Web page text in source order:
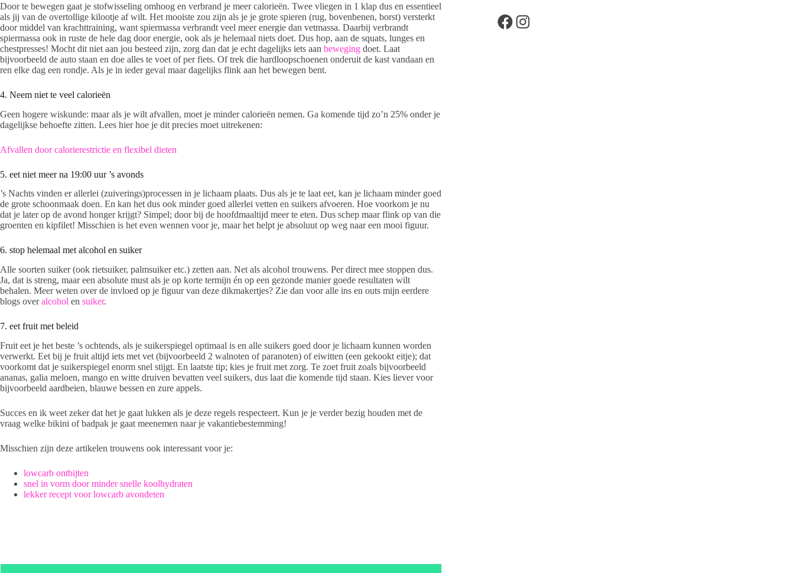
Door te bewegen gaat je stofwisseling omhoog en verbrand je meer calorieën. Twee vliegen in 1 klap dus en essentieel
als jij van de overtollige kilootje af wilt. Het mooiste zou zijn als je je grote spieren (rug, bovenbenen, borst) versterkt
door middel van krachttraining, want spiermassa verbrandt veel meer energie dan vetmassa. Daarbij verbrandt
spiermassa ook in ruste de hele dag door energie, ook als je helemaal niets doet. Dus hop, aan de squats, lunges en
chestpresses! Mocht dit niet aan jou besteed zijn, zorg dan dat je echt dagelijks iets aan beweging doet. Laat
bijvoorbeeld de auto staan en doe alles te voet of per fiets. Of trek die hardloopschoenen onderuit de kast vandaan en
ren elke dag een rondje. Als je in ieder geval maar dagelijks flink aan het bewegen bent.
4. Neem niet te veel calorieën
Geen hogere wiskunde: maar als je wilt afvallen, moet je minder calorieën nemen. Ga komende tijd zo’n 25% onder je
dagelijkse behoefte zitten. Lees hier hoe je dit precies moet uitrekenen:
Afvallen door calorierestrictie en flexibel dieten
5. eet niet meer na 19:00 uur ’s avonds
’s Nachts vinden er allerlei (zuiverings)processen in je lichaam plaats. Dus als je te laat eet, kan je lichaam minder goed
de grote schoonmaak doen. En kan het dus ook minder goed allerlei vetten en suikers afvoeren. Hoe voorkom je nu
dat je later op de avond honger krijgt? Simpel; door bij de hoofdmaaltijd meer te eten. Dus schep maar flink op van die
groenten en kipfilet! Misschien is het even wennen voor je, maar het helpt je absoluut op weg naar een mooi figuur.
6. stop helemaal met alcohol en suiker
Alle soorten suiker (ook rietsuiker, palmsuiker etc.) zetten aan. Net als alcohol trouwens. Per direct mee stoppen dus.
Ja, dat is streng, maar een absolute must als je op korte termijn én op een gezonde manier goede resultaten wilt
behalen. Meer weten over de invloed op je figuur van deze dikmakertjes? Zie dan voor alle ins en outs mijn eerdere
blogs overalcohol en suiker.
7. eet fruit met beleid
Fruit eet je het beste ’s ochtends, als je suikerspiegel optimaal is en alle suikers goed door je lichaam kunnen worden
verwerkt. Eet bij je fruit altijd iets met vet (bijvoorbeeld 2 walnoten of paranoten) of eiwitten (een gekookt eitje); dat
voorkomt dat je suikerspiegel enorm snel stijgt. En laatste tip; kies je fruit met zorg. Te zoet fruit zoals bijvoorbeeld
ananas, galia meloen, mango en witte druiven bevatten veel suikers, dus laat die komende tijd staan. Kies liever voor
bijvoorbeeld aardbeien, blauwe bessen en zure appels.
Succes en ik weet zeker dat het je gaat lukken als je deze regels respecteert. Kun je je verder bezig houden met de
vraag welke bikini of badpak je gaat meenemen naar je vakantiebestemming!
Misschien zijn deze artikelen trouwens ook interessant voor je:
lowcarb ontbijten
snel in vorm door minder snelle koolhydraten
lekker recept voor lowcarb avondeten
Facebook
Instagram